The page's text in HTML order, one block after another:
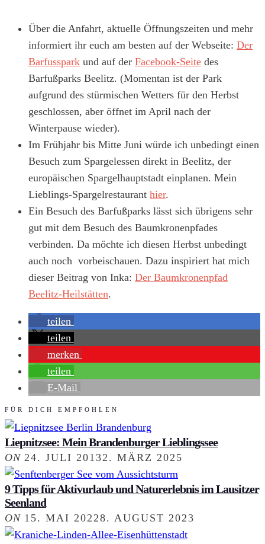
Über die Anfahrt, aktuelle Öffnungszeiten und mehr
informiert ihr euch am besten auf der Webseite: Der
Barfusspark und auf der Facebook-Seite des
Barfußparks Beelitz. (Momentan ist der Park
aufgrund des stürmischen Wetters für den Herbst
geschlossen, aber öffnet im April nach der
Winterpause wieder).
Im Frühjahr bis Mitte Juni würde ich unbedingt einen
Besuch zum Spargelessen direkt in Beelitz, der
europäischen Spargelhauptstadt einplanen. Mein
Lieblings-Spargelrestaurant hier.
Ein Besuch des Barfußparks lässt sich übrigens sehr
gut mit dem Besuch des Baumkronenpfades
verbinden. Da möchte ich diesen Herbst unbedingt
auch noch vorbeischauen. Dazu inspiriert hat mich
dieser Beitrag von Inka: Der Baumkronenpfad
Beelitz-Heilstätten.
teilen
teilen
merken
teilen
E-Mail
FÜR DICH EMPFOHLEN
Liepnitzsee: Mein Brandenburger Lieblingssee
ON 24. JULI 20132. MÄRZ 2025
9 Tipps für Aktivurlaub und Naturerlebnis im Lausitzer
Seenland
ON 15. MAI 20228. AUGUST 2023